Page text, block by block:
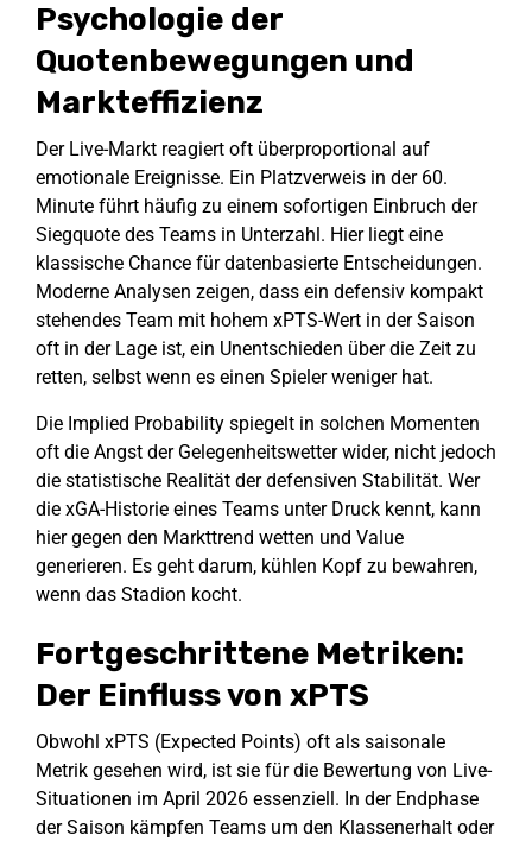
Psychologie der
Quotenbewegungen und
Markteffizienz
Der Live-Markt reagiert oft überproportional auf
emotionale Ereignisse. Ein Platzverweis in der 60.
Minute führt häufig zu einem sofortigen Einbruch der
Siegquote des Teams in Unterzahl. Hier liegt eine
klassische Chance für datenbasierte Entscheidungen.
Moderne Analysen zeigen, dass ein defensiv kompakt
stehendes Team mit hohem xPTS-Wert in der Saison
oft in der Lage ist, ein Unentschieden über die Zeit zu
retten, selbst wenn es einen Spieler weniger hat.
Die Implied Probability spiegelt in solchen Momenten
oft die Angst der Gelegenheitswetter wider, nicht jedoch
die statistische Realität der defensiven Stabilität. Wer
die xGA-Historie eines Teams unter Druck kennt, kann
hier gegen den Markttrend wetten und Value
generieren. Es geht darum, kühlen Kopf zu bewahren,
wenn das Stadion kocht.
Fortgeschrittene Metriken:
Der Einfluss von xPTS
Obwohl xPTS (Expected Points) oft als saisonale
Metrik gesehen wird, ist sie für die Bewertung von Live-
Situationen im April 2026 essenziell. In der Endphase
der Saison kämpfen Teams um den Klassenerhalt oder